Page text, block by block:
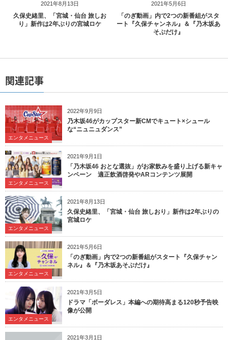
2021年8月13日
久保史緒里、「宮城・仙台 旅しお
り」新作は2年ぶりの宮城ロケ
2021年5月6日
「のぎ動画」内で2つの新番組がスタ
ート『久保チャンネル』＆『乃木坂あ
そぶだけ』
関連記事
2022年9月9日
エンタメニュース
乃木坂46がカップスター新CMでキュート×シュール
な“ニュニュダンス”
2021年9月1日
エンタメニュース
「乃木坂46 おとな選抜」がお家飲みを盛り上げる新キャ
ンペーン 適正飲酒啓発やARコンテンツ展開
2021年8月13日
エンタメニュース
久保史緒里、「宮城・仙台 旅しおり」新作は2年ぶりの
宮城ロケ
2021年5月6日
エンタメニュース
「のぎ動画」内で2つの新番組がスタート『久保チャン
ネル』＆『乃木坂あそぶだけ』
2021年3月5日
エンタメニュース
ドラマ「ボーダレス」本編への期待高まる120秒予告映
像が公開
2021年3月1日